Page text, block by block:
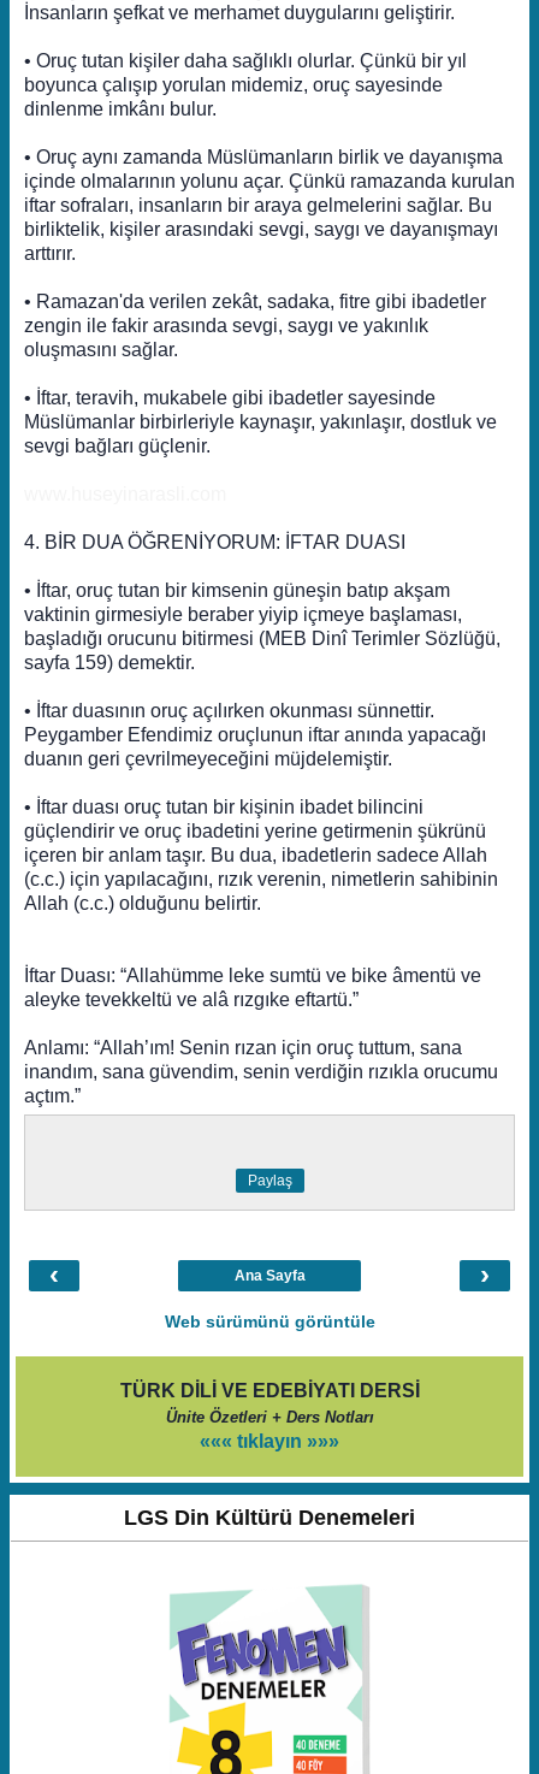
İnsanların şefkat ve merhamet duygularını geliştirir.
• Oruç tutan kişiler daha sağlıklı olurlar. Çünkü bir yıl
boyunca çalışıp yorulan midemiz, oruç sayesinde
dinlenme imkânı bulur.
• Oruç aynı zamanda Müslümanların birlik ve dayanışma
içinde olmalarının yolunu açar. Çünkü ramazanda kurulan
iftar sofraları, insanların bir araya gelmelerini sağlar. Bu
birliktelik, kişiler arasındaki sevgi, saygı ve dayanışmayı
arttırır.
• Ramazan'da verilen zekât, sadaka, fitre gibi ibadetler
zengin ile fakir arasında sevgi, saygı ve yakınlık
oluşmasını sağlar.
• İftar, teravih, mukabele gibi ibadetler sayesinde
Müslümanlar birbirleriyle kaynaşır, yakınlaşır, dostluk ve
sevgi bağları güçlenir.
4. BİR DUA ÖĞRENİYORUM: İFTAR DUASI
• İftar, oruç tutan bir kimsenin güneşin batıp akşam
vaktinin girmesiyle beraber yiyip içmeye başlaması,
başladığı orucunu bitirmesi (MEB Dinî Terimler Sözlüğü,
sayfa 159) demektir.
• İftar duasının oruç açılırken okunması sünnettir.
Peygamber Efendimiz oruçlunun iftar anında yapacağı
duanın geri çevrilmeyeceğini müjdelemiştir.
• İftar duası oruç tutan bir kişinin ibadet bilincini
güçlendirir ve oruç ibadetini yerine getirmenin şükrünü
içeren bir anlam taşır. Bu dua, ibadetlerin sadece Allah
(c.c.) için yapılacağını, rızık verenin, nimetlerin sahibinin
Allah (c.c.) olduğunu belirtir.
İftar Duası: “Allahümme leke sumtü ve bike âmentü ve
aleyke tevekkeltü ve alâ rızgıke eftartü.”
Anlamı: “Allah’ım! Senin rızan için oruç tuttum, sana
inandım, sana güvendim, senin verdiğin rızıkla orucumu
açtım.”
Paylaş
‹ ›
Ana Sayfa
Web sürümünü görüntüle
TÜRK DİLİ VE EDEBİYATI DERSİ
Ünite Özetleri + Ders Notları
««« tıklayın »»»
LGS Din Kültürü Denemeleri